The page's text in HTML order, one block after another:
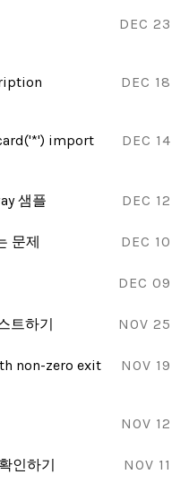
DEC 23
DEC 18
DEC 14
import
DEC 12
샘플
DEC 10
문제
DEC 09
NOV 25
트하기
NOV 19
non-zero exit
NOV 12
NOV 11
인하기